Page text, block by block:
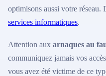
optimisons aussi votre réseau.
services informatiques.
Attention aux arnaques au
communiquez jamais vos
vous avez été victime de ce